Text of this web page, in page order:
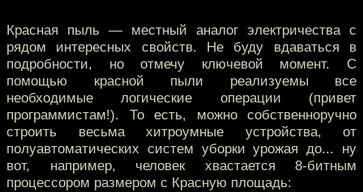
Красная пыль — местный аналог электричества с
рядом интересных свойств. Не буду вдаваться в
подробности, но отмечу ключевой момент. С
помощью красной пыли реализуемы все
необходимые логические операции (привет
программистам!). То есть, можно собственноручно
строить весьма хитроумные устройства, от
полуавтоматических систем уборки урожая до... ну
вот, например, человек хвастается 8-битным
процессором размером с Красную площадь: